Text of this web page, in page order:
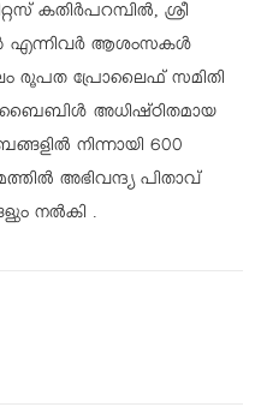
കതിർപറമ്പിൽ, ശ്രീ
എന്നിവർ ആശംസകൾ
രൂപത പ്രോലൈഫ് സമിതി
ബൈബിൾ അധിഷ്ഠിതമായ
നിന്നായി 600
അഭിവന്ദ്യ പിതാവ്
നൽകി .